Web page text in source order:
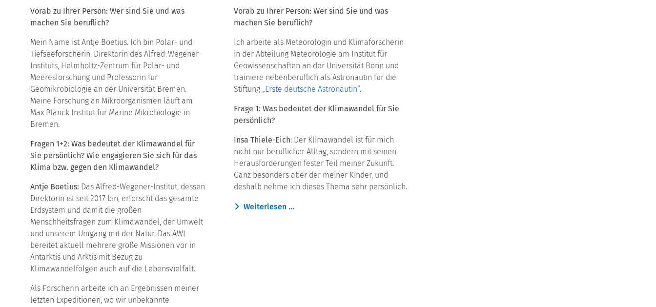
Vorab zu Ihrer Person: Wer sind Sie und was
machen Sie beruflich?
Mein Name ist Antje Boetius. Ich bin Polar- und
Tiefseeforscherin, Direktorin des Alfred-Wegener-
Instituts, Helmholtz-Zentrum für Polar- und
Meeresforschung und Professorin für
Geomikrobiologie an der Universität Bremen.
Meine Forschung an Mikroorganismen läuft am
Max Planck Institut für Marine Mikrobiologie in
Bremen.
Fragen 1+2: Was bedeutet der Klimawandel für
Sie persönlich? Wie engagieren Sie sich für das
Klima bzw. gegen den Klimawandel?
Antje Boetius: Das Alfred-Wegener-Institut, dessen
Direktorin ist seit 2017 bin, erforscht das gesamte
Erdsystem und damit die großen
Menschheitsfragen zum Klimawandel, der Umwelt
und unserem Umgang mit der Natur. Das AWI
bereitet aktuell mehrere große Missionen vor in
Antarktis und Arktis mit Bezug zu
Klimawandelfolgen auch auf die Lebensvielfalt.
Als Forscherin arbeite ich an Ergebnissen meiner
letzten Expeditionen, wo wir unbekannte
Vorab zu Ihrer Person: Wer sind Sie und was
machen Sie beruflich?
Ich arbeite als Meteorologin und Klimaforscherin
in der Abteilung Meteorologie am Institut für
Geowissenschaften an der Universität Bonn und
trainiere nebenberuflich als Astronautin für die
Stiftung „Erste deutsche Astronautin“.
Frage 1: Was bedeutet der Klimawandel für Sie
persönlich?
Insa Thiele-Eich: Der Klimawandel ist für mich
nicht nur beruflicher Alltag, sondern mit seinen
Herausforderungen fester Teil meiner Zukunft.
Ganz besonders aber der meiner Kinder, und
deshalb nehme ich dieses Thema sehr persönlich.
Weiterlesen ...